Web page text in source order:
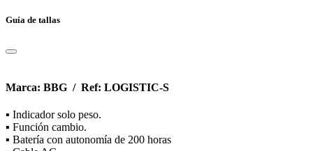
Guía de tallas
Marca: BBG / Ref: LOGISTIC-S
▪ Indicador solo peso.
▪ Función cambio.
▪ Batería con autonomía de 200 horas